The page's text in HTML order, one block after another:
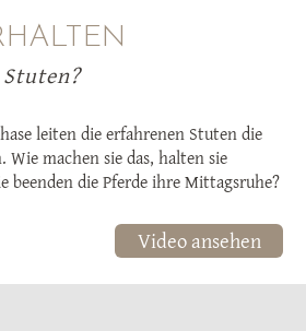
Stuten?
leiten die erfahrenen Stuten die
Wie machen sie das, halten sie
beenden die Pferde ihre Mittagsruhe?
Video ansehen